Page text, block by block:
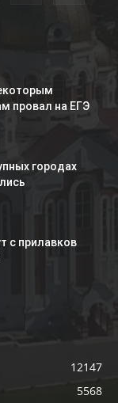
провал на ЕГЭ
городах
с прилавков
12147
5568